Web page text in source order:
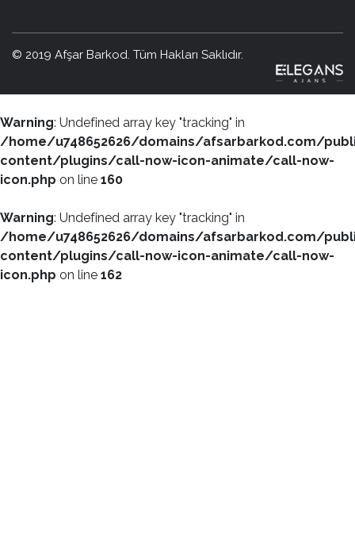
© 2019 Afşar Barkod. Tüm Hakları Saklıdır.
Warning: Undefined array key "tracking" in
/home/u748652626/domains/afsarbarkod.com/
content/plugins/call-now-icon-animate/call-now-
icon.php on line 160
Warning: Undefined array key "tracking" in
/home/u748652626/domains/afsarbarkod.com/
content/plugins/call-now-icon-animate/call-now-
icon.php on line 162